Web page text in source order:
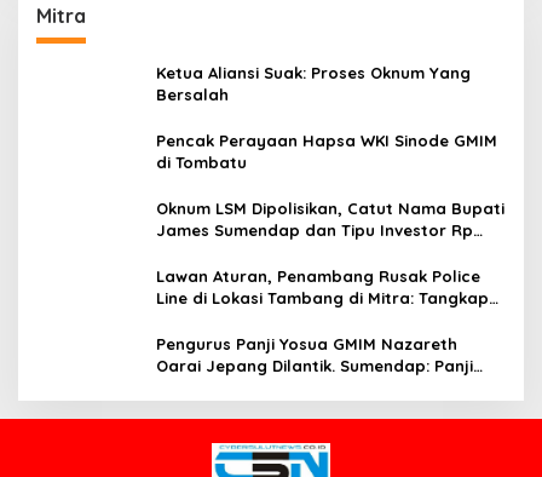
Mitra
Ketua Aliansi Suak: Proses Oknum Yang
Bersalah
Pencak Perayaan Hapsa WKI Sinode GMIM
di Tombatu
Oknum LSM Dipolisikan, Catut Nama Bupati
James Sumendap dan Tipu Investor Rp
Lawan Aturan, Penambang Rusak Police
Line di Lokasi Tambang di Mitra: Tangkap
Pengurus Panji Yosua GMIM Nazareth
Oarai Jepang Dilantik. Sumendap: Panji